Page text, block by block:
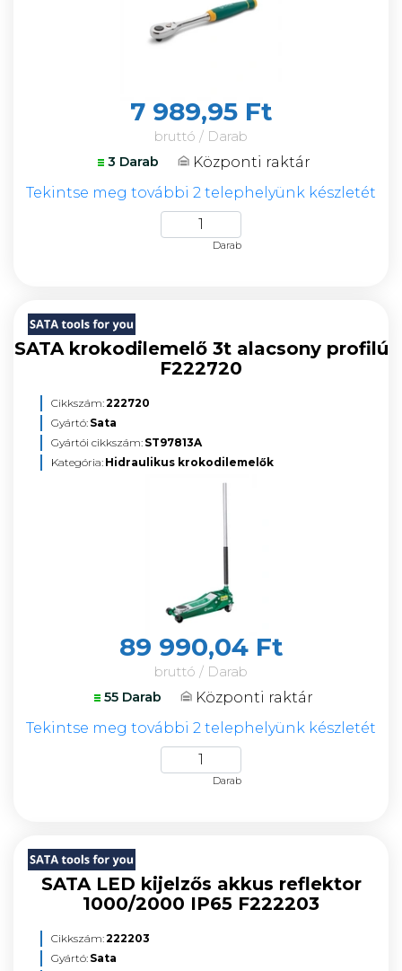
7 989,95 Ft
bruttó / Darab
3 Darab
Központi raktár
Tekintse meg további 2 telephelyünk készletét
Darab
SATA krokodilemelő 3t alacsony profilú
F222720
Cikkszám:222720
Gyártó: Sata
Gyártói cikkszám: ST97813A
Kategória: Hidraulikus krokodilemelők
89 990,04 Ft
bruttó / Darab
55 Darab
Központi raktár
Tekintse meg további 2 telephelyünk készletét
Darab
SATA LED kijelzős akkus reflektor
1000/2000 IP65 F222203
Cikkszám:222203
Gyártó: Sata